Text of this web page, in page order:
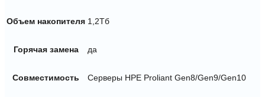
Объем накопителя 1,2Тб
Горячая замена да
Совместимость Серверы HPE Proliant Gen8/Gen9/Gen10